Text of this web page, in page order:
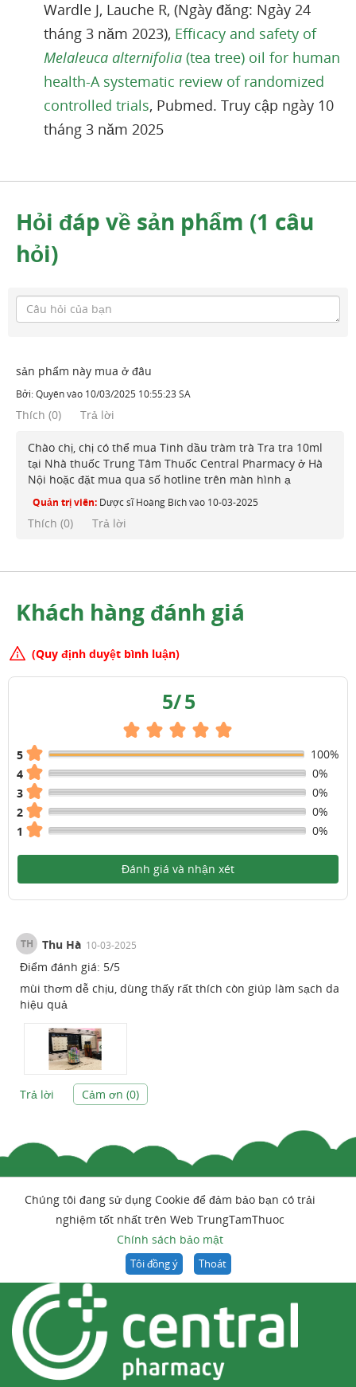
Wardle J, Lauche R, (Ngày đăng: Ngày 24
tháng 3 năm 2023), Efficacy and safety of
Melaleuca alternifolia (tea tree) oil for human
health-A systematic review of randomized
controlled trials, Pubmed. Truy cập ngày 10
tháng 3 năm 2025
Hỏi đáp về sản phẩm (1 câu
hỏi)
sản phẩm này mua ở đâu
Bởi:Quyênvào 10/03/2025 10:55:23 SA
Thích (0) Trả lời
Chào chị, chị có thể mua Tinh dầu tràm trà Tra tra 10ml
tại Nhà thuốc Trung Tâm Thuốc Central Pharmacy ở Hà
Nội hoặc đặt mua qua số hotline trên màn hình ạ
Quản trị viên: Dược sĩ Hoàng Bíchvào 10-03-2025
Thích (0) Trả lời
Khách hàng đánh giá
(Quy định duyệt bình luận)
5/5
5
100%
4
0%
3
0%
2
0%
1
0%
Đánh giá và nhận xét
TH Thu Hà 10-03-2025
Điểm đánh giá: 5/5
mùi thơm dễ chịu, dùng thấy rất thích còn giúp làm sạch da
hiệu quả
Trả lời Cảm ơn (0)
Chúng tôi đang sử dụng Cookie để đảm bảo bạn có trải
nghiệm tốt nhất trên Web TrungTamThuoc
Chính sách bảo mật
Tôi đồng ý Thoát